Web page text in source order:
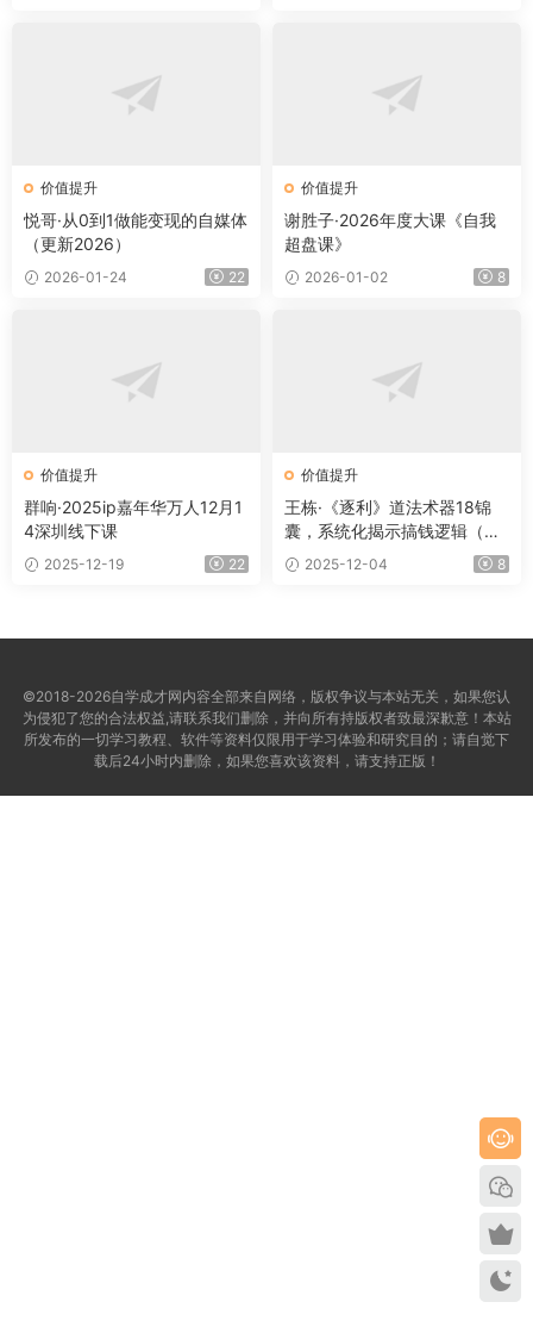
价值提升
悦哥·从0到1做能变现的自媒体
（更新2026）
2026-01-24 22
价值提升
谢胜子·2026年度大课《自我
超盘课》
2026-01-02 8
价值提升
群响·2025ip嘉年华万人12月1
4深圳线下课
2025-12-19 22
价值提升
王栋·《逐利》道法术器18锦
囊，系统化揭示搞钱逻辑（更
新11月）
2025-12-04 8
©2018-2026自学成才网内容全部来自网络，版权争议与本站无关，如果您认
为侵犯了您的合法权益,请联系我们删除，并向所有持版权者致最深歉意！本站
所发布的一切学习教程、软件等资料仅限用于学习体验和研究目的；请自觉下
载后24小时内删除，如果您喜欢该资料，请支持正版！